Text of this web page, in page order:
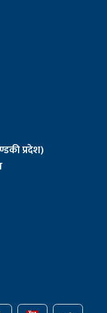
प्रदेश)